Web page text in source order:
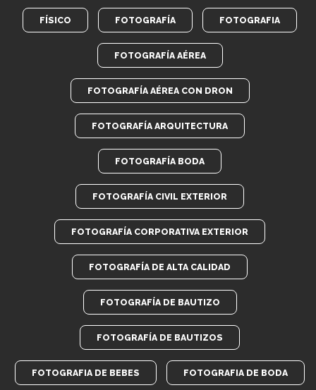
FÍSICO FOTOGRAFÍA FOTOGRAFIA
FOTOGRAFÍA AÉREA
FOTOGRAFÍA AÉREA CON DRON
FOTOGRAFÍA ARQUITECTURA
FOTOGRAFÍA BODA
FOTOGRAFÍA CIVIL EXTERIOR
FOTOGRAFÍA CORPORATIVA EXTERIOR
FOTOGRAFÍA DE ALTA CALIDAD
FOTOGRAFÍA DE BAUTIZO
FOTOGRAFÍA DE BAUTIZOS
FOTOGRAFIA DE BEBES FOTOGRAFIA DE BODA